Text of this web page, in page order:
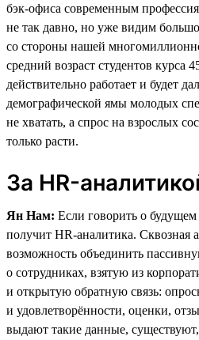
бэк-офиса современным
не так давно, но уже видим
со стороны нашей
средний возраст студентов курса
действительно работает и будет
демографической ямы молодых
не хватать, а спрос на взрослых
только расти.
За HR-
Ян Нам: Если говорить о
получит HR-аналитика. Сквозная
возможность объединить
о сотрудниках, взятую из
и открытую обратную связь:
и удовлетворённости, оценки,
выдают такие данные,